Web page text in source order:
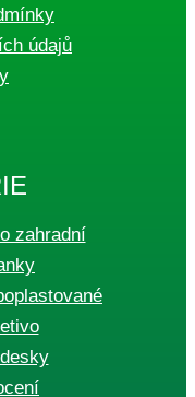
údajů
zahradní